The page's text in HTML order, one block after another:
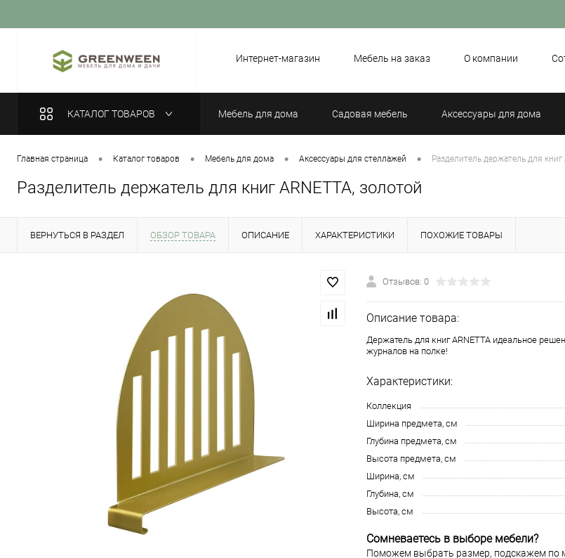
Интернет-магазин
Мебель на заказ О компании
КАТАЛОГ ТОВАРОВ Мебель для дома Садовая мебель Аксессуары для дома
Главная страница • Каталог товаров • Мебель для дома • Аксессуары для стеллажей • Разделитель держатель для книг
Разделитель держатель для книг ARNETTA, золотой
ВЕРНУТЬСЯ В РАЗДЕЛ ОБЗОР ТОВАРА ОПИСАНИЕ ХАРАКТЕРИСТИКИ ПОХОЖИЕ ТОВАРЫ
Отзывов: 0
Описание товара:
Держатель для книг ARNETTA идеальное
журналов на полке!
Характеристики:
Коллекция
Ширина предмета, см
Глубина предмета, см
Высота предмета, см
Ширина, см
Глубина, см
Высота, см
Сомневаетесь в выборе мебели?
Поможем выбрать размер, подскажем по